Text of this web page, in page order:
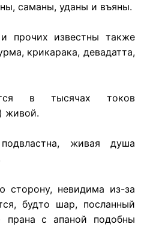
саманы, уданы и въяны.
прочих известны также
крикарака, девадатта,
в тысячах токов
живой.
живая душа
сторону, невидима из-за
будто шар, посланный
прана с апаной подобны